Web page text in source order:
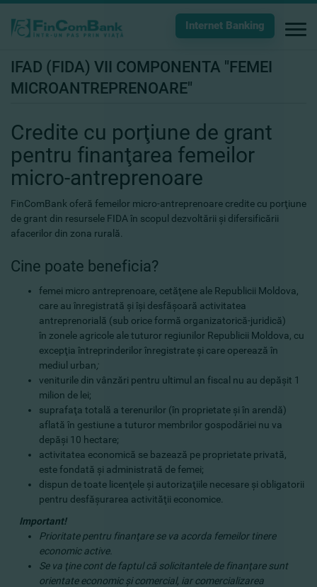
Internet Banking
IFAD (FIDA) VII COMPONENTA "FEMEI
MICROANTREPRENOARE"
Credite cu porţiune de grant
pentru finanţarea femeilor
micro-antreprenoare
FinComBank oferă femeilor micro-antreprenoare credite cu porţiune
de grant din resursele FIDA în scopul dezvoltării şi difersificării
afacerilor din zona rurală.
Cine poate beneficia?
femei micro antreprenoare, cetăţene ale Republicii Moldova,
care au înregistrată şi îşi desfăşoară activitatea
antreprenorială (sub orice formă organizatorică-juridică)
în zonele agricole ale tuturor regiunilor Republicii Moldova, cu
excepţia întreprinderilor înregistrate şi care operează în
mediul urban
veniturile din vânzări pentru ultimul an fiscal nu au depăşit 1
milion de lei;
suprafaţa totală a terenurilor (în proprietate şi în arendă)
aflată în gestiune a tuturor membrilor gospodăriei nu va
depăşi 10 hectare;
activitatea economică se bazează pe proprietate privată,
este fondată şi administrată de femei;
dispun de toate licenţele şi autorizaţiile necesare şi obligatorii
pentru desfăşurarea activităţii economice.
Important!
Prioritate pentru finanţare se va acorda femeilor tinere
economic active.
Se va ţine cont de faptul că solicitantele de finanţare sunt
orientate economic şi comercial, iar comercializarea